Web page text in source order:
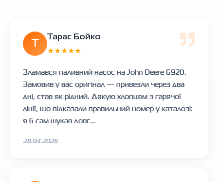
Тарас Бойко
★★★★★
Зламався паливний насос на John Deere 6920.
Замовив у вас оригінал — привезли через два
дні, став як рідний. Дякую хлопцям з гарячої
лінії, що підказали правильний номер у каталозі:
я б сам шукав довг...
28.04.2026